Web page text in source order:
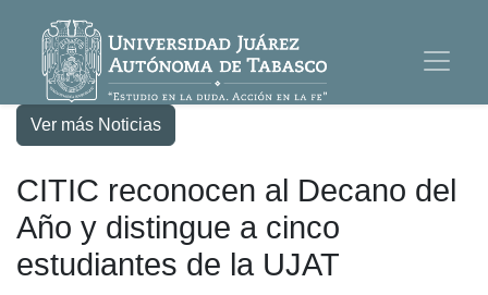
Ver más Noticias
CITIC reconocen al Decano del
Año y distingue a cinco
estudiantes de la UJAT